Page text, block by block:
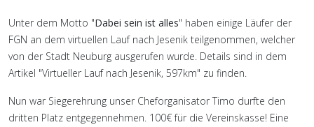
Unter dem Motto "Dabei sein ist alles" haben einige Läufer der
FGN an dem virtuellen Lauf nach Jesenik teilgenommen, welcher
von der Stadt Neuburg ausgerufen wurde. Details sind in dem
Artikel "Virtueller Lauf nach Jesenik, 597km" zu finden.
Nun war Siegerehrung unser Cheforganisator Timo durfte den
dritten Platz entgegennehmen. 100€ für die Vereinskasse! Eine